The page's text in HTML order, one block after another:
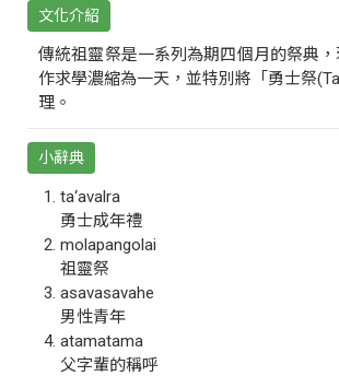
文化介紹
傳統祖靈祭是一系列為期四個月的祭典
作求學濃縮為一天，並特別將「勇士祭
理。
小辭典
ta‘avalra
勇士成年禮
molapangolai
祖靈祭
asavasavahe
男性青年
atamatama
父字輩的稱呼